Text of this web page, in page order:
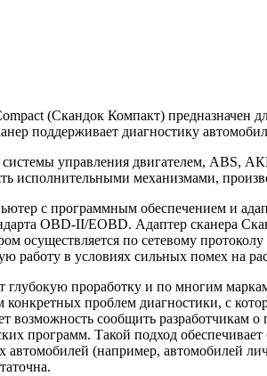
(Скандок Компакт) предназначен
поддерживает диагностику
системы управления двигателем,
исполнительными механизмами,
с программным обеспечением и
OBD-II/EOBD. Адаптер сканера
осуществляется по сетевому
работу в условиях сильных помех на
глубокую проработку и по многим
проблем диагностики, с
возможность сообщить
программ. Такой подход
автомобилей (например, автомобилей